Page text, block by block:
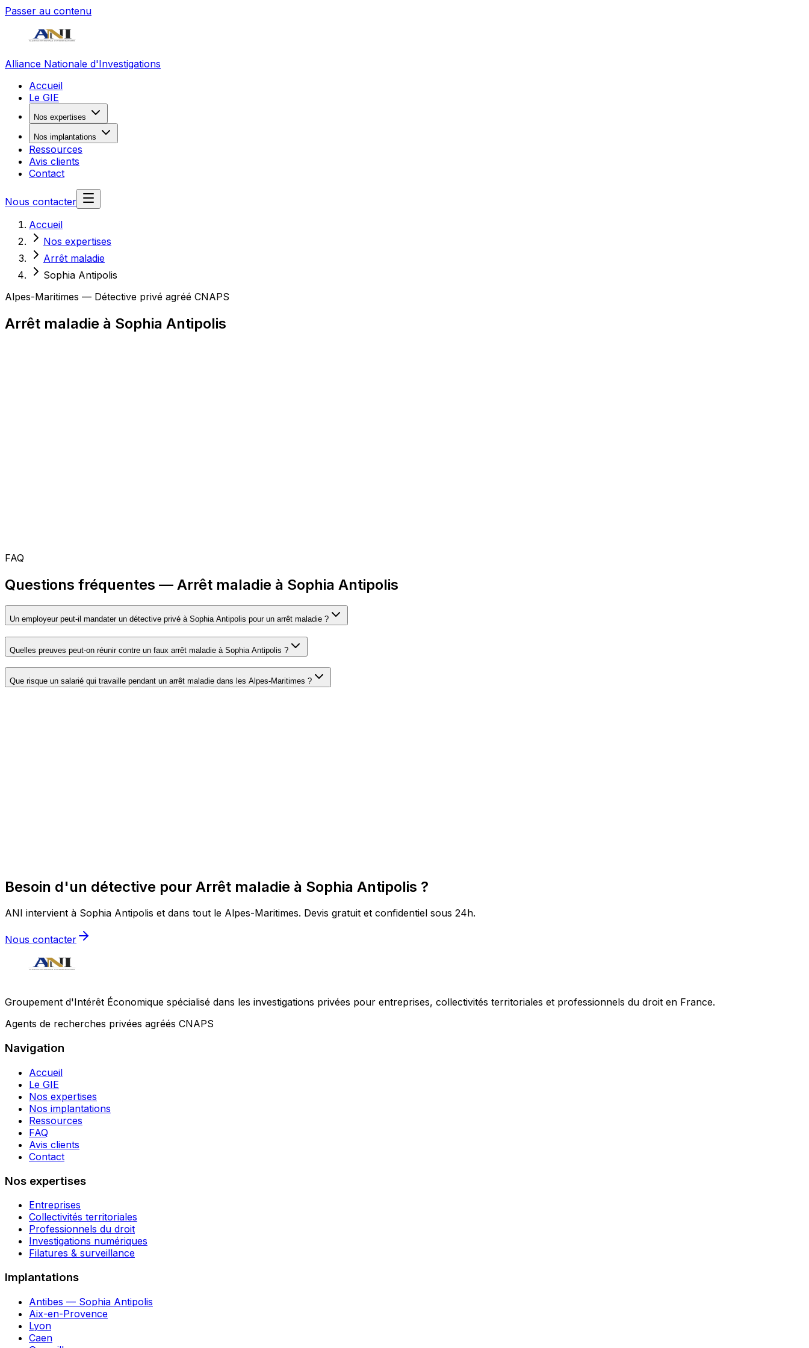
Passer au contenu
Alliance Nationale d'Investigations
Accueil
Le GIE
Nos expertises
Nos implantations
Ressources
Avis clients
Contact
Nous contacter
Accueil
Nos expertises
Arrêt maladie
Sophia Antipolis
Alpes-Maritimes — Détective privé agréé CNAPS
Arrêt maladie à Sophia Antipolis
FAQ
Questions fréquentes — Arrêt maladie à Sophia Antipolis
Un employeur peut-il mandater un détective privé à Sophia Antipolis pour un arrêt maladie ?
Quelles preuves peut-on réunir contre un faux arrêt maladie à Sophia Antipolis ?
Que risque un salarié qui travaille pendant un arrêt maladie dans les Alpes-Maritimes ?
Besoin d'un détective pour Arrêt maladie à Sophia Antipolis ?
ANI intervient à Sophia Antipolis et dans tout le Alpes-Maritimes. Devis gratuit et confidentiel sous 24h.
Nous contacter
Groupement d'Intérêt Économique spécialisé dans les investigations privées pour entreprises, collectivités territoriales et professionnels du droit en France.
Agents de recherches privées agréés CNAPS
Navigation
Accueil
Le GIE
Nos expertises
Nos implantations
Ressources
FAQ
Avis clients
Contact
Nos expertises
Entreprises
Collectivités territoriales
Professionnels du droit
Investigations numériques
Filatures & surveillance
Implantations
Antibes — Sophia Antipolis
Aix-en-Provence
Lyon
Caen